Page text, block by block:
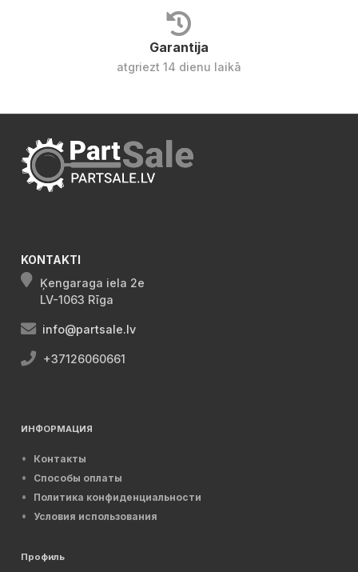
Garantija
atgriezt 14 dienu laikā
KONTAKTI
Ķengaraga iela 2e
LV-1063 Rīga
info@partsale.lv
+37126060661
ИНФОРМАЦИЯ
Контакты
Способы оплаты
Политика конфиденциальности
Условия использования
Профиль